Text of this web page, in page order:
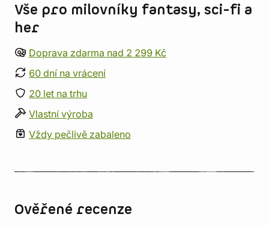
Vše pro milovníky fantasy, sci-fi a
her
Doprava zdarma nad 2 299 Kč
60 dní na vrácení
20 let na trhu
Vlastní výroba
Vždy pečlivě zabaleno
Ověřené recenze